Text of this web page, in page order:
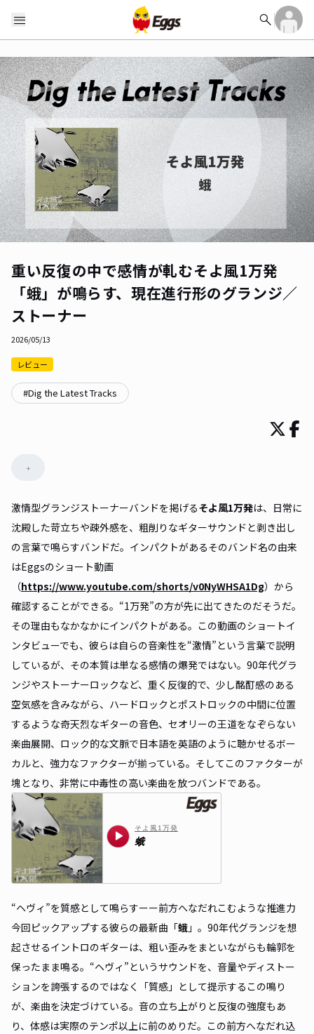
menu search
重い反復の中で感情が軋む――そよ風1万発
「蛾」が鳴らす、現在進行形のグランジ／
ストーナー
2026/05/13
レビュー
#Dig the Latest Tracks
+
激情型グランジストーナーバンドを掲げるそよ風1万発は、日常に
沈殿した苛立ちや疎外感を、粗削りなギターサウンドと剥き出し
の言葉で鳴らすバンドだ。インパクトがあるそのバンド名の由来
はEggsのショート動画
（https://www.youtube.com/shorts/v0NyWHSA1Dg）から
確認することができる。“1万発”の方が先に出てきたのだそうだ。
その理由もなかなかにインパクトがある。この動画のショートイ
ンタビューでも、彼らは自らの音楽性を“激情”という言葉で説明
しているが、その本質は単なる感情の爆発ではない。90年代グラ
ンジやストーナーロックなど、重く反復的で、少し酩酊感のある
空気感を含みながら、ハードロックとポストロックの中間に位置
するような奇天烈なギターの音色、セオリーの王道をなぞらない
楽曲展開、ロック的な文脈で日本語を英語のように聴かせるボー
カルと、強力なファクターが揃っている。そしてこのファクターが
塊となり、非常に中毒性の高い楽曲を放つバンドである。
“ヘヴィ”を質感として鳴らすーー前方へなだれこむような推進力
今回ピックアップする彼らの最新曲「蛾 」。90年代グランジを想
起させるイントロのギターは、粗い歪みをまといながらも輪郭を
保ったまま鳴る。“ヘヴィ”というサウンドを、音量やディストー
ションを誇張するのではなく「質感」として提示するこの鳴り
が、楽曲を決定づけている。音の立ち上がりと反復の強度もあ
り、体感は実際のテンポ以上に前のめりだ。この前方へなだれ込